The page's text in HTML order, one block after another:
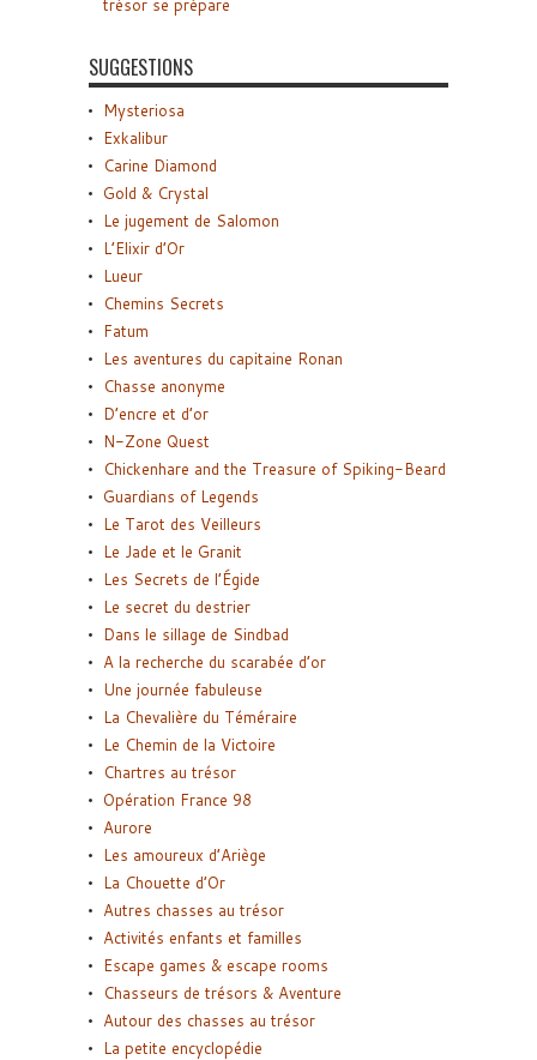
trésor se prépare
SUGGESTIONS
Mysteriosa
Exkalibur
Carine Diamond
Gold & Crystal
Le jugement de Salomon
L’Elixir d’Or
Lueur
Chemins Secrets
Fatum
Les aventures du capitaine Ronan
Chasse anonyme
D’encre et d’or
N-Zone Quest
Chickenhare and the Treasure of Spiking-Beard
Guardians of Legends
Le Tarot des Veilleurs
Le Jade et le Granit
Les Secrets de l’Égide
Le secret du destrier
Dans le sillage de Sindbad
A la recherche du scarabée d’or
Une journée fabuleuse
La Chevalière du Téméraire
Le Chemin de la Victoire
Chartres au trésor
Opération France 98
Aurore
Les amoureux d’Ariège
La Chouette d’Or
Autres chasses au trésor
Activités enfants et familles
Escape games & escape rooms
Chasseurs de trésors & Aventure
Autour des chasses au trésor
La petite encyclopédie